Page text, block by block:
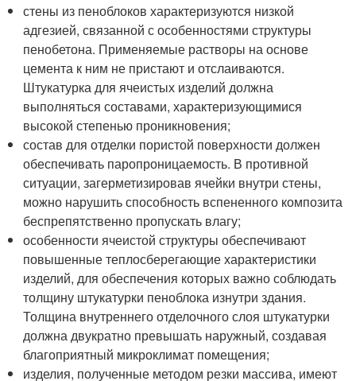
стены из пеноблоков характеризуются низкой
адгезией, связанной с особенностями структуры
пенобетона. Применяемые растворы на основе
цемента к ним не пристают и отслаиваются.
Штукатурка для ячеистых изделий должна
выполняться составами, характеризующимися
высокой степенью проникновения;
состав для отделки пористой поверхности должен
обеспечивать паропроницаемость. В противной
ситуации, загерметизировав ячейки внутри стены,
можно нарушить способность вспененного композита
беспрепятственно пропускать влагу;
особенности ячеистой структуры обеспечивают
повышенные теплосберегающие характеристики
изделий, для обеспечения которых важно соблюдать
толщину штукатурки пеноблока изнутри здания.
Толщина внутреннего отделочного слоя штукатурки
должна двукратно превышать наружный, создавая
благоприятный микроклимат помещения;
изделия, полученные методом резки массива, имеют